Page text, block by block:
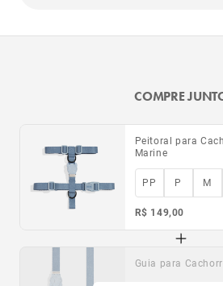
COMPRE
Peitoral para
Marine
PP P M
R$ 149,00
Guia para